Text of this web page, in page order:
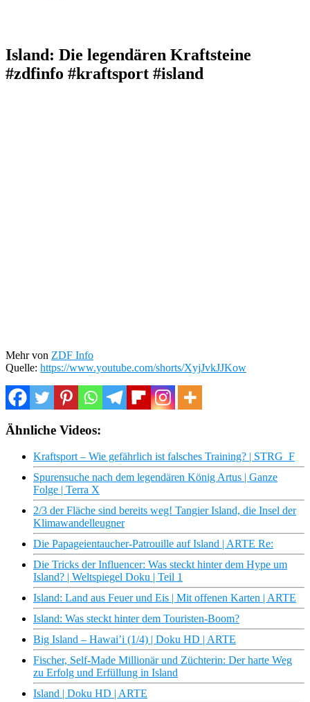
Island: Die legendären Kraftsteine
#zdfinfo #kraftsport #island
Mehr von ZDF Info
Quelle: https://www.youtube.com/shorts/XyjJvkJJKow
Ähnliche Videos:
Kraftsport – Wie gefährlich ist falsches Training? | STRG_F
Spurensuche nach dem legendären König Artus | Ganze
Folge | Terra X
2/3 der Fläche sind bereits weg! Tangier Island, die Insel der
Klimawandelleugner
Die Papageientaucher-Patrouille auf Island | ARTE Re:
Die Tricks der Influencer: Was steckt hinter dem Hype um
Island? | Weltspiegel Doku | Teil 1
Island: Land aus Feuer und Eis | Mit offenen Karten | ARTE
Island: Was steckt hinter dem Touristen-Boom?
Big Island – Hawai’i (1/4) | Doku HD | ARTE
Fischer, Self-Made Millionär und Züchterin: Der harte Weg
zu Erfolg und Erfüllung in Island
Island | Doku HD | ARTE